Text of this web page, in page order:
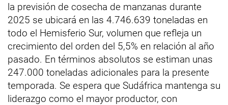
la previsión de cosecha de manzanas durante
2025 se ubicará en las 4.746.639 toneladas en
todo el Hemisferio Sur, volumen que refleja un
crecimiento del orden del 5,5% en relación al año
pasado. En términos absolutos se estiman unas
247.000 toneladas adicionales para la presente
temporada. Se espera que Sudáfrica mantenga su
liderazgo como el mayor productor, con